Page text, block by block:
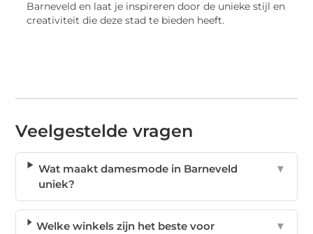
Barneveld en laat je inspireren door de unieke stijl en
creativiteit die deze stad te bieden heeft.
Veelgestelde vragen
Wat maakt damesmode in Barneveld
uniek?
▼
Welke winkels zijn het beste voor
▼